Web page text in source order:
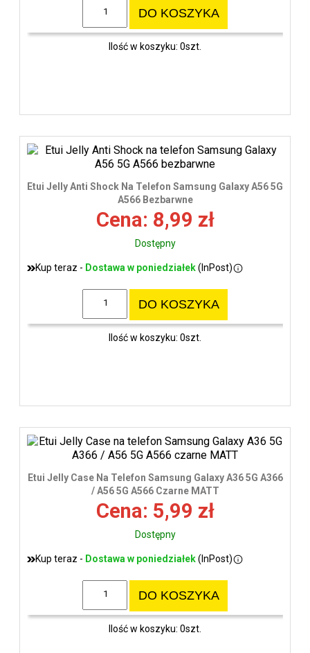
DO KOSZYKA
Ilość w koszyku: 0szt.
Etui Jelly Anti Shock Na Telefon Samsung Galaxy A56 5G
A566 Bezbarwne
Cena: 8,99 zł
Dostępny
Kup teraz - Dostawa w poniedziałek(InPost)
DO KOSZYKA
Ilość w koszyku: 0szt.
Etui Jelly Case Na Telefon Samsung Galaxy A36 5G A366
/ A56 5G A566 Czarne MATT
Cena: 5,99 zł
Dostępny
Kup teraz - Dostawa w poniedziałek(InPost)
DO KOSZYKA
Ilość w koszyku: 0szt.